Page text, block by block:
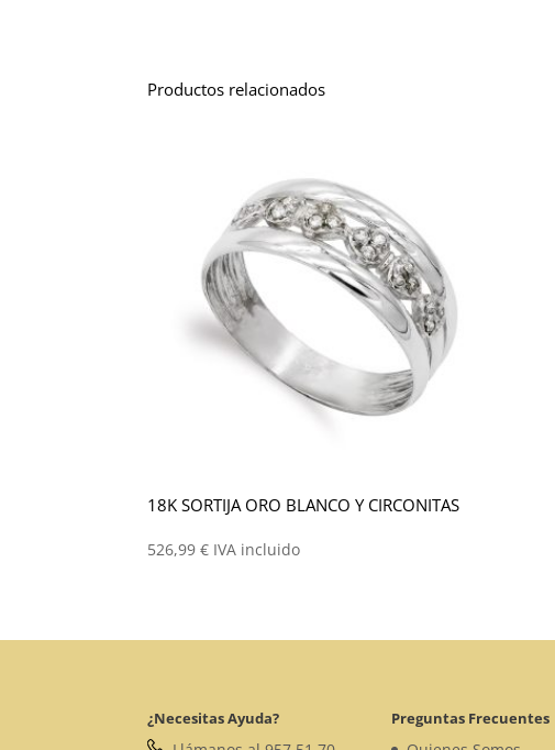
Productos relacionados
18K SORTIJA ORO BLANCO Y CIRCONITAS
526,99€ IVA incluido
¿Necesitas Ayuda? Preguntas Frecuentes